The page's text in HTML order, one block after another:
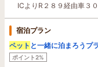
ICよりR２８９経由車３０
宿泊プラン
ペット と一緒に泊まろうプ
ポイント2%